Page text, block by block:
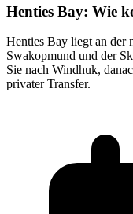
Henties Bay: Wie
Henties Bay liegt an der
Swakopmund und der
Sie nach Windhuk,
privater Transfer.